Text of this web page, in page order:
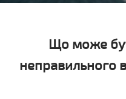
Що може
неправильного